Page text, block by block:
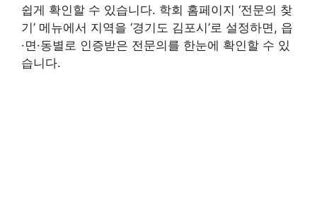
쉽게 확인할 수 있습니다. 학회 홈페이지 ‘전문의 찾
기’ 메뉴에서 지역을 ‘경기도 김포시’로 설정하면, 읍
·면·동별로 인증받은 전문의를 한눈에 확인할 수 있
습니다.